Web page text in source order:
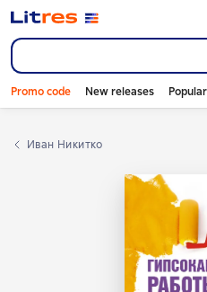
Promo code New releases Popular
Иван Никитко